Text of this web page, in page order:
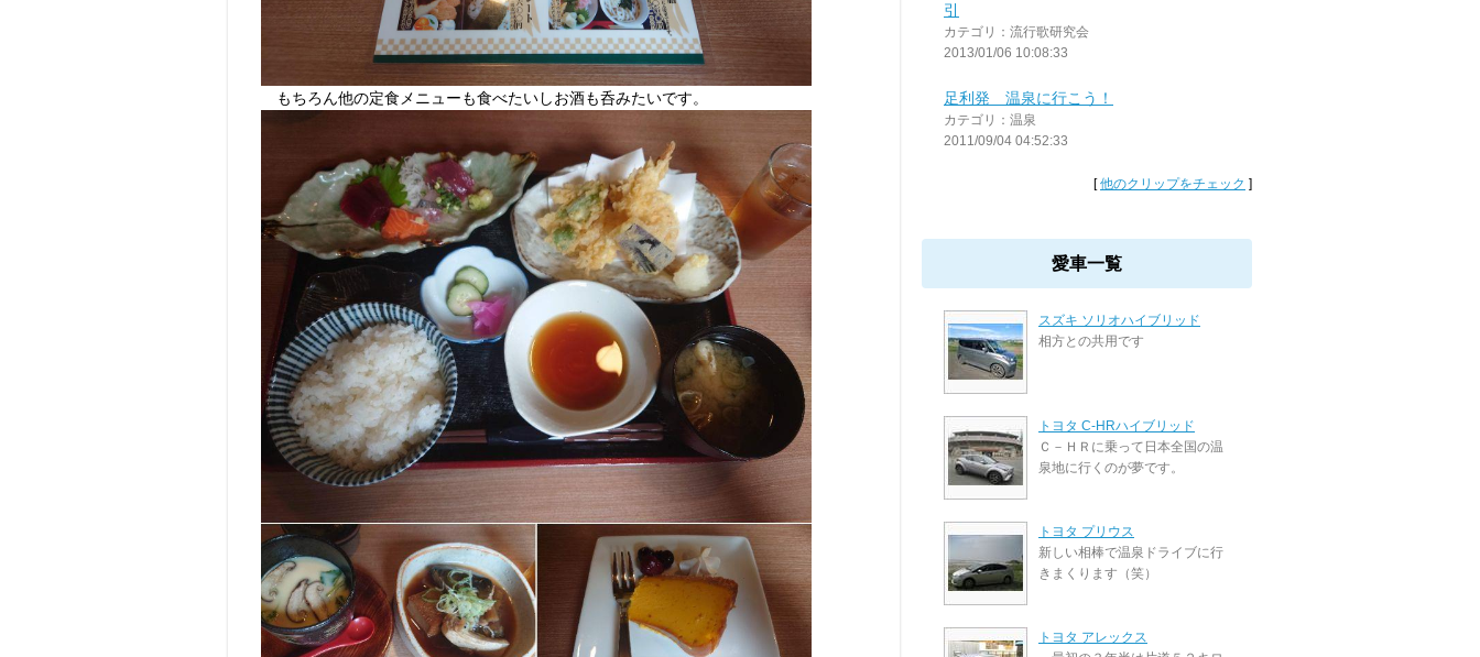
もちろん他の定食メニューも食べたいしお酒も呑みたいです。
引
カテゴリ：流行歌研究会
2013/01/06 10:08:33
足利発 温泉に行こう！
カテゴリ：温泉
2011/09/04 04:52:33
[他のクリップをチェック ]
愛車一覧
スズキ ソリオハイブリッド
相方との共用です
トヨタ C-HRハイブリッド
Ｃ－ＨＲに乗って日本全国の温
泉地に行くのが夢です。
トヨタ プリウス
新しい相棒で温泉ドライブに行
きまくります（笑）
トヨタ アレックス